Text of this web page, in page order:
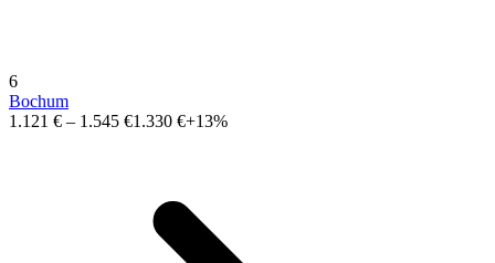
6
Bochum
1.121 € – 1.545 €1.330 €+13%